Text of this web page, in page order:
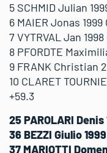
5 SCHMID Julian
6 MAIER Jonas
7 VYTRVAL Jan
8 PFORDTE
9 FRANK Christian
10 CLARET
+59.3
25 PAROLARI
36 BEZZI Giulio
37 MARIOTTI